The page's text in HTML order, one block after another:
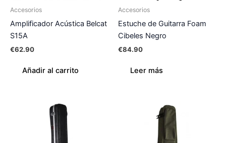
Accesorios
Amplificador Acústica Belcat
S15A
€62.90
Añadir al carrito
Accesorios
Estuche de Guitarra Foam
Cibeles Negro
€84.90
Leer más